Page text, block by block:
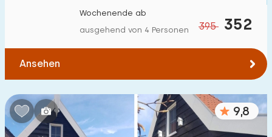
395 352
Wochenende ab
ausgehend von 4 Personen
Ansehen
9,8